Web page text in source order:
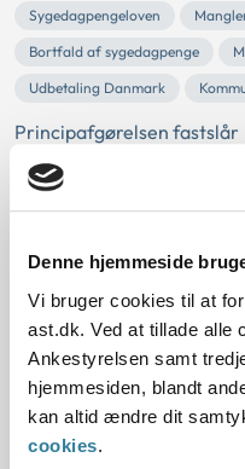
Denne hjemmeside
Vi bruger cookies til at
ast.dk. Ved at tillade alle
Ankestyrelsen samt
hjemmesiden, blandt
kan altid ændre dit
cookies.
Sygedagpengeloven
Bortfald af sygedagpenge
Udbetaling Danmark
Principafgørelsen fastslår
En sygemeldt borger skal
selvbetjeningsløsning,
oplysningsskemaet til
16
01-01-2016
Sygedagpengeloven
Manglende medvirken